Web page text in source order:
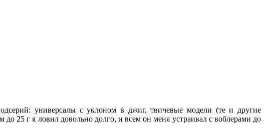
универсалы с уклоном в джиг, твичевые модели (те и другие
25 г я ловил довольно долго, и всем он меня устраивал с воблерами до